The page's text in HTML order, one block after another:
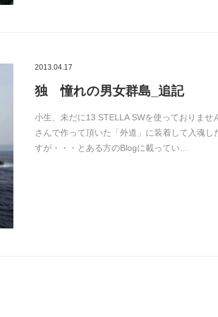
2013.04.17
独 憧れの男女群島_追記
小生、未だに13 STELLA SWを使っておりませ
さんで作って頂いた「外道」に装着して入魂し
すが・・・とある方のBlogに載ってい…